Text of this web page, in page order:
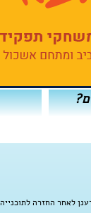
לאחר החזרה לתוכנייה